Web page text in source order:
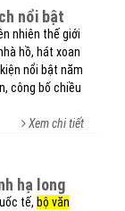
nổi bật
nhiên thế giới
hồ, hát xoan
nổi bật năm
công bố chiều
Xem chi tiết
hạ long
tế, bộ văn